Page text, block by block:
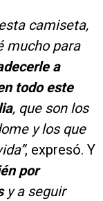
camiseta,
mucho para
a
todo este
, que son los
y los que
, expresó. Y
por
y a seguir